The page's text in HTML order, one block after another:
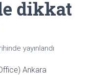
dikkat
yayınlandı
Ankara